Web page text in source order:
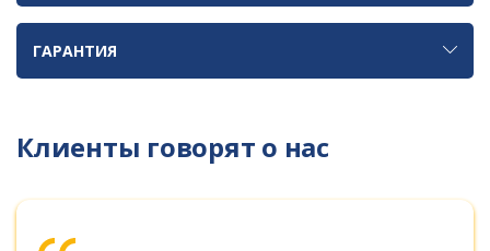
ГАРАНТИЯ
Клиенты говорят о нас